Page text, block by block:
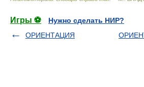
Игры ⚽
Нужно сделать НИР?
ОРИЕНТАЦИЯ